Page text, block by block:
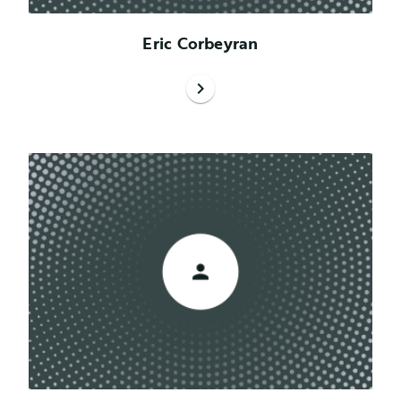
Eric Corbeyran
chevron_right